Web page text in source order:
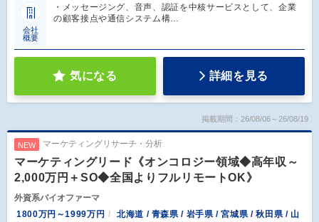
会社
概要
・メッセージング、音声、認証を中核サービスとして、企業
の顧客接点や通信システム構…
気になる 詳細を見る
掲載期間：26/08/06～26/08/19
NEW マーケティングリサーチ・分析
マーケティングリード《オンコロジー領域◆高年収～
2,000万円＋SO◆全国よりフルリモートOK》
外資系バイオファーマ
1800万円～1999万円
北海道 / 青森県 / 岩手県 / 宮城県 / 秋田県 / 山